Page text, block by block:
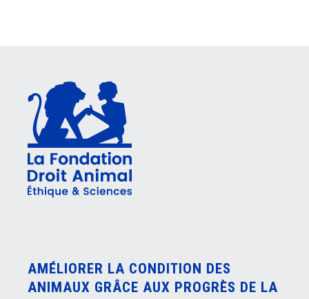
AMÉLIORER LA CONDITION DES
ANIMAUX GRÂCE AUX PROGRÈS DE LA